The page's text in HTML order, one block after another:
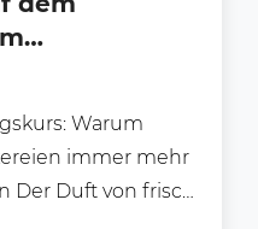
Warum
immer mehr
Der Duft von frisch